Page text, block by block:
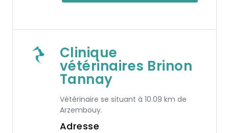
Clinique
vétérinaires Brinon
Tannay
Vétérinaire se situant à 10.09 km de
Arzembouy.
Adresse